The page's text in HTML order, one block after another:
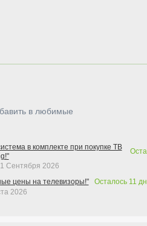
в любимые
в комплекте при покупке ТВ
1 Сентября 2026
цены на телевизоры!"
Осталось 11
2026